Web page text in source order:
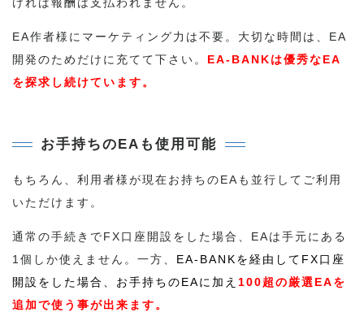
EA作者様にマーケティング力は不要。大切な時間は、EA
開発のためだけに充てて下さい。 EA-BANKは優秀なEA
を探求し続けています。
お手持ちのEAも使用可能
もちろん、利用者様が現在お持ちのEAも並行してご利用
いただけます。
通常の手続きでFX口座開設をした場合、EAは手元にある
1個しか使えません。一方、 EA-BANKを経由してFX口座
開設をした場合、お手持ちのEAに加え 100超の厳選EAを
追加で使う事が出来ます。